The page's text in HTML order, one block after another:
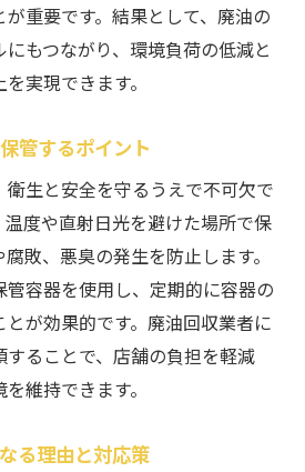
料化が可能な理由を解説
廃油の再資源化実践法
ルの現状と飲食店の取り組み
バイオ燃料等に再資源化する
ルのメリットと課題を徹底解
リサイクルで信頼を高める方
と連携した再資源化の実例紹
のリスクと罰則を知る重要性
重要です。結果として、廃油の
もつながり、環境負荷の低減と
実現できます。
管するポイント
生と安全を守るうえで不可欠で
度や直射日光を避けた場所で保
敗、悪臭の発生を防止します。
容器を使用し、定期的に容器の
が効果的です。廃油回収業者に
ることで、店舗の負担を軽減
維持できます。
る理由と対応策